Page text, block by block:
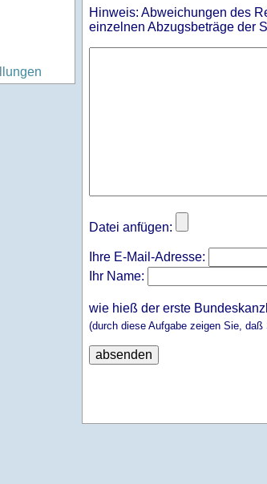
Hinweis: Abweichungen des
einzelnen Abzugsbeträge der
Datei anfügen:
Ihre E-Mail-Adresse:
Ihr Name:
wie hieß der erste
(durch diese Aufgabe zeigen Sie,